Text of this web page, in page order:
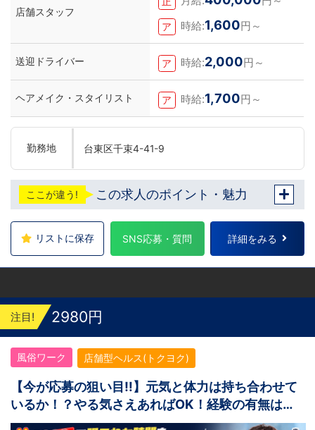
店舗スタッフ
ア 時給:1,600円～
送迎ドライバー ア 時給:2,000円～
ヘアメイク・スタイリスト ア 時給:1,700円～
勤務地 台東区千束4-41-9
ここが違う! この求人のポイント・魅力
リストに保存 SNS応募・質問 詳細をみる
注目! 2980円
風俗ワーク 店舗型ヘルス(トクヨク)
【今が応募の狙い目‼】元気と体力は持ち合わせて
いるか！？やる気さえあればOK！経験の有無は関
係なし！